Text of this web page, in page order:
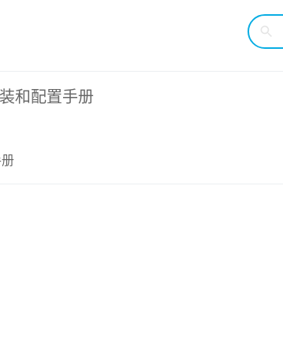
和配置手册